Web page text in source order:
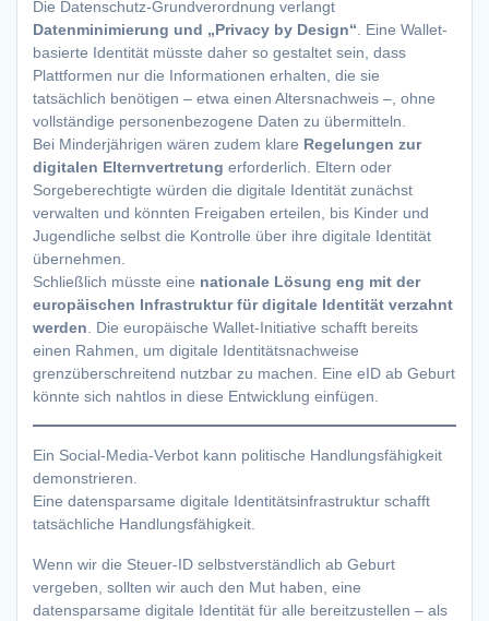
Die Datenschutz-Grundverordnung verlangt
Datenminimierung und „Privacy by Design“. Eine Wallet-
basierte Identität müsste daher so gestaltet sein, dass
Plattformen nur die Informationen erhalten, die sie
tatsächlich benötigen – etwa einen Altersnachweis –, ohne
vollständige personenbezogene Daten zu übermitteln.
Bei Minderjährigen wären zudem klare Regelungen zur
digitalen Elternvertretung erforderlich. Eltern oder
Sorgeberechtigte würden die digitale Identität zunächst
verwalten und könnten Freigaben erteilen, bis Kinder und
Jugendliche selbst die Kontrolle über ihre digitale Identität
übernehmen.
Schließlich müsste eine nationale Lösung eng mit der
europäischen Infrastruktur für digitale Identität verzahnt
werden. Die europäische Wallet-Initiative schafft bereits
einen Rahmen, um digitale Identitätsnachweise
grenzüberschreitend nutzbar zu machen. Eine eID ab Geburt
könnte sich nahtlos in diese Entwicklung einfügen.
Ein Social-Media-Verbot kann politische Handlungsfähigkeit
demonstrieren.
Eine datensparsame digitale Identitätsinfrastruktur schafft
tatsächliche Handlungsfähigkeit.
Wenn wir die Steuer-ID selbstverständlich ab Geburt
vergeben, sollten wir auch den Mut haben, eine
datensparsame digitale Identität für alle bereitzustellen – als